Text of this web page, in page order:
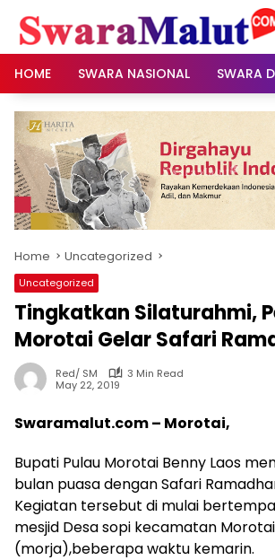
content
HOME
SWARA NASIONAL SWARA
Home Uncategorized
Uncategorized
Tingkatkan Silaturahmi,
Morotai Gelar Safari
Red/ SM
3 Min Read
May 22, 2019
Swaramalut.com – Morotai,
Bupati Pulau Morotai Benny Laos
bulan puasa dengan Safari
Kegiatan tersebut di mulai
mesjid Desa sopi kecamatan
(morja),beberapa waktu kemarin.